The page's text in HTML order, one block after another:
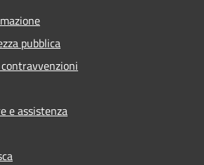
pubblica
e assistenza